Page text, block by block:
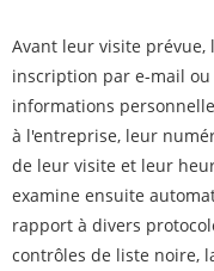
Avant leur visite
inscription par e-mail
informations
à l'entreprise, leur
de leur visite et leur
examine ensuite
rapport à divers
contrôles de liste noire,